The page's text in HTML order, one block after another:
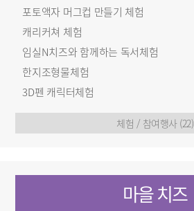
포토액자 머그컵 만들기 체험
캐리커쳐 체험
임실N치즈와 함께하는 독서체험
한지조형물체험
3D펜 캐릭터체험
체험 / 참여행사 (22)
마을 치즈